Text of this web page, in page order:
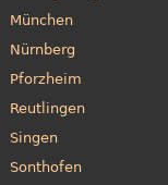
München
Nürnberg
Pforzheim
Reutlingen
Singen
Sonthofen